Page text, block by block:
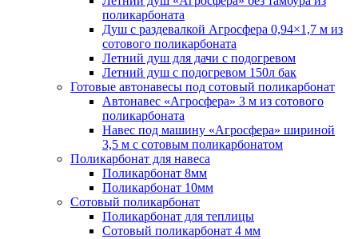
поликарбоната
Душ с раздевалкой Агросфера 0,94×1,7 м из
сотового поликарбоната
Летний душ для дачи с подогревом
Летний душ с подогревом 150л бак
Готовые автонавесы под сотовый поликарбонат
Автонавес «Агросфера» 3 м из сотового
поликарбоната
Навес под машину «Агросфера» шириной
3,5 м с сотовым поликарбонатом
Поликарбонат для навеса
Поликарбонат 8мм
Поликарбонат 10мм
Сотовый поликарбонат
Поликарбонат для теплицы
Сотовый поликарбонат 4 мм